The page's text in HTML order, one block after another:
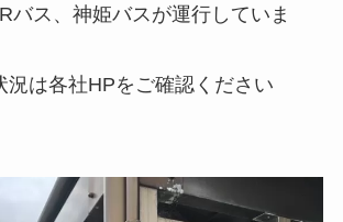
バス、神姫バスが運行していま
は各社HPをご確認ください